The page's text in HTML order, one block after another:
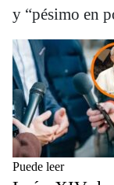
y “pésimo en
Puede leer